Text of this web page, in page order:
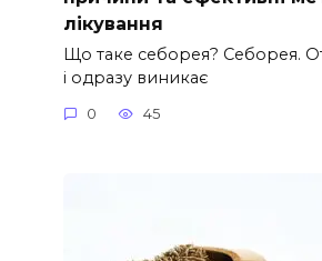
лікування
Що таке себорея? Себорея.
і одразу виникає
0 45